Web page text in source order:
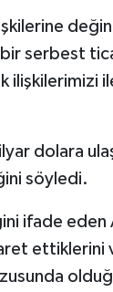
serbest
ilişkilerimizi
dolara
söyledi.
ifade eden
ettiklerini